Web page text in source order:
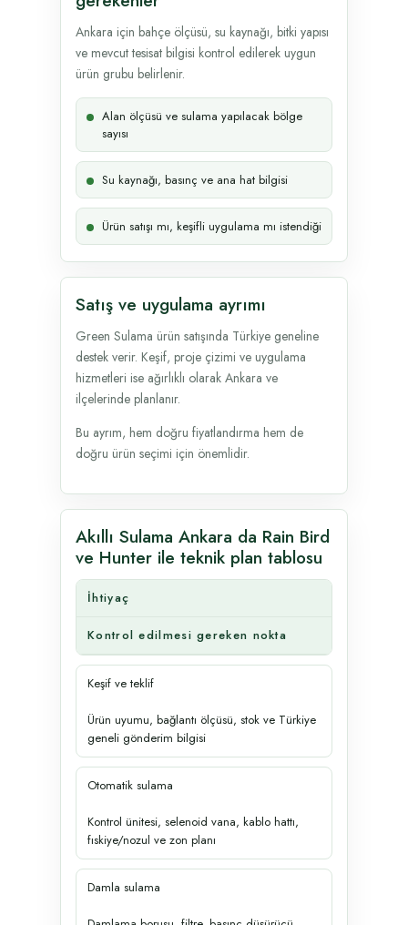
Ankara için bahçe ölçüsü, su kaynağı, bitki yapısı
ve mevcut tesisat bilgisi kontrol edilerek uygun
ürün grubu belirlenir.
Alan ölçüsü ve sulama yapılacak bölge
sayısı
Su kaynağı, basınç ve ana hat bilgisi
Ürün satışı mı, keşifli uygulama mı istendiği
Satış ve uygulama ayrımı
Green Sulama ürün satışında Türkiye geneline
destek verir. Keşif, proje çizimi ve uygulama
hizmetleri ise ağırlıklı olarak Ankara ve
ilçelerinde planlanır.
Bu ayrım, hem doğru fiyatlandırma hem de
doğru ürün seçimi için önemlidir.
Akıllı Sulama Ankara da Rain Bird
ve Hunter ile teknik plan tablosu
İhtiyaç
Kontrol edilmesi gereken nokta
Keşif ve teklif
Ürün uyumu, bağlantı ölçüsü, stok ve Türkiye
geneli gönderim bilgisi
Otomatik sulama
Kontrol ünitesi, selenoid vana, kablo hattı,
fıskiye/nozul ve zon planı
Damla sulama